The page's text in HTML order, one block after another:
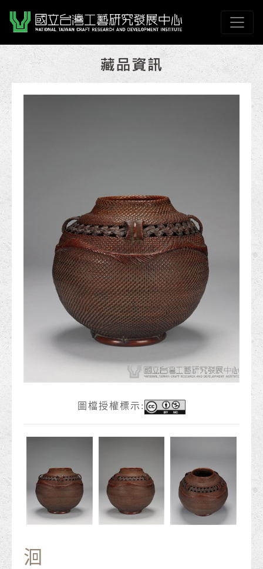
國立臺灣工藝研究發
網頁導覽
圖檔授權標示:
洄